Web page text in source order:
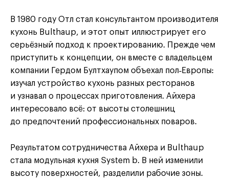
В 1980 году Отл стал консультантом производителя
кухонь Bulthaup, и этот опыт иллюстрирует его
серьёзный подход к проектированию. Прежде чем
приступить к концепции, он вместе с владельцем
компании Гердом Бултхаупом объехал пол‑Европы:
изучал устройство кухонь разных ресторанов
и узнавал о процессах приготовления. Айхера
интересовало всё: от высоты столешниц
до предпочтений профессиональных поваров.
Результатом сотрудничества Айхера и Bulthaup
стала модульная кухня System b. В ней изменили
высоту поверхностей, разделили рабочие зоны.